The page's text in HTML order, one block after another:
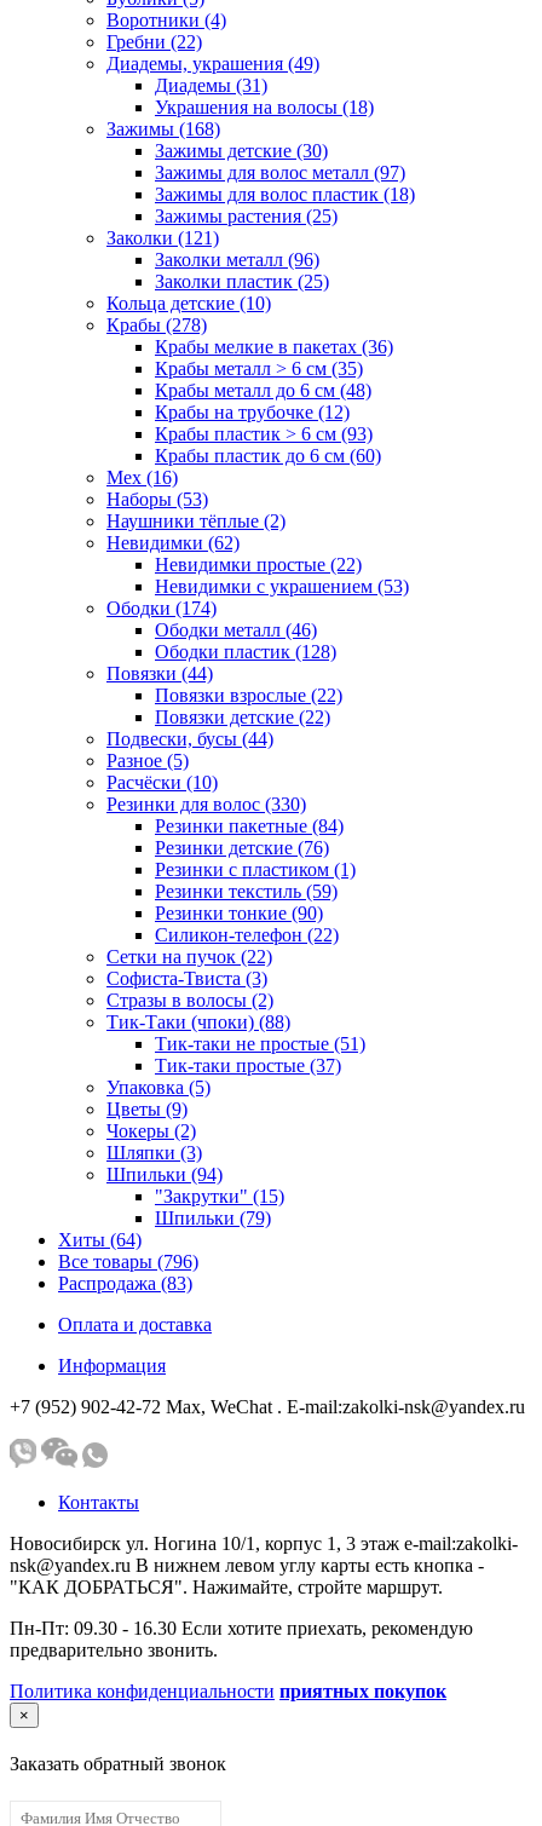
Воротники (4)
Гребни (22)
Диадемы, украшения (49)
Диадемы (31)
Украшения на волосы (18)
Зажимы (168)
Зажимы детские (30)
Зажимы для волос металл (97)
Зажимы для волос пластик (18)
Зажимы растения (25)
Заколки (121)
Заколки металл (96)
Заколки пластик (25)
Кольца детские (10)
Крабы (278)
Крабы мелкие в пакетах (36)
Крабы металл > 6 см (35)
Крабы металл до 6 см (48)
Крабы на трубочке (12)
Крабы пластик > 6 см (93)
Крабы пластик до 6 см (60)
Мех (16)
Наборы (53)
Наушники тёплые (2)
Невидимки (62)
Невидимки простые (22)
Невидимки с украшением (53)
Ободки (174)
Ободки металл (46)
Ободки пластик (128)
Повязки (44)
Повязки взрослые (22)
Повязки детские (22)
Подвески, бусы (44)
Разное (5)
Расчёски (10)
Резинки для волос (330)
Резинки пакетные (84)
Резинки детские (76)
Резинки с пластиком (1)
Резинки текстиль (59)
Резинки тонкие (90)
Силикон-телефон (22)
Сетки на пучок (22)
Софиста-Твиста (3)
Стразы в волосы (2)
Тик-Таки (чпоки) (88)
Тик-таки не простые (51)
Тик-таки простые (37)
Упаковка (5)
Цветы (9)
Чокеры (2)
Шляпки (3)
Шпильки (94)
"Закрутки" (15)
Шпильки (79)
Хиты (64)
Все товары (796)
Распродажа (83)
Оплата и доставка
Информация
+7 (952) 902-42-72 Мах, WeChat . E-mail:zakolki-nsk@yandex.ru
Контакты
Новосибирск ул. Ногина 10/1, корпус 1, 3 этаж e-mail:zakolki-
nsk@yandex.ru В нижнем левом углу карты есть кнопка -
"КАК ДОБРАТЬСЯ". Нажимайте, стройте маршрут.
Пн-Пт: 09.30 - 16.30 Если хотите приехать, рекомендую
предварительно звонить.
Политика конфиденциальности приятных покупок
×
Заказать обратный звонок